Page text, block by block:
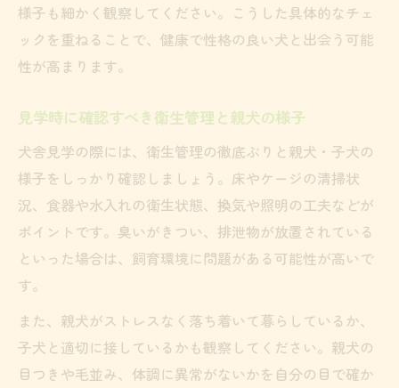
様子も細かく観察してください。こうした具体的なチェ
ックを重ねることで、健康で性格の良い犬と出会う可能
性が高まります。
見学時に確認すべき衛生管理と親犬の様子
犬舎見学の際には、衛生管理の徹底ぶりと親犬・子犬の
様子をしっかり確認しましょう。床やケージの清掃状
況、食器や水入れの衛生状態、換気や照明の工夫などが
ポイントです。臭いがきつい、排泄物が放置されている
といった場合は、飼育環境に問題がある可能性が高いで
す。
また、親犬がストレスなく落ち着いて暮らしているか、
子犬と適切に接しているかも観察してください。親犬の
目つきや毛並み、体調に異常がないかを自分の目で確か